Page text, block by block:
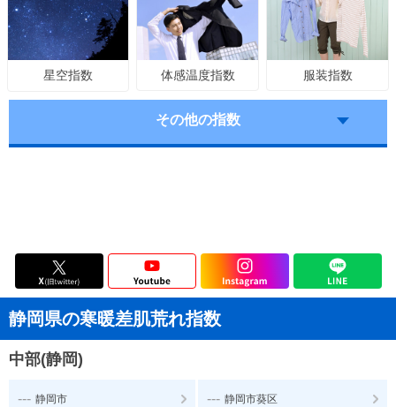
星空指数 体感温度指数 服装指数
その他の指数
静岡県の寒暖差肌荒れ指数
中部(静岡)
--- 静岡市 --- 静岡市葵区